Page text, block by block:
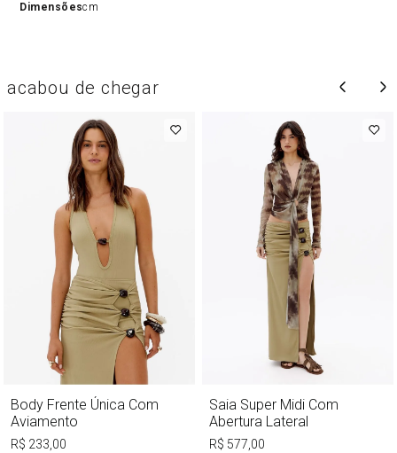
Dimensõescm
acabou de chegar
Body Frente Única Com
Aviamento
R$ 233,00
Saia Super Midi Com
Abertura Lateral
R$ 577,00